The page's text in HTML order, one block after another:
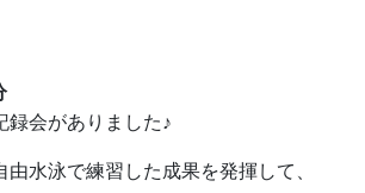
会がありました♪
水泳で練習した成果を発揮して、